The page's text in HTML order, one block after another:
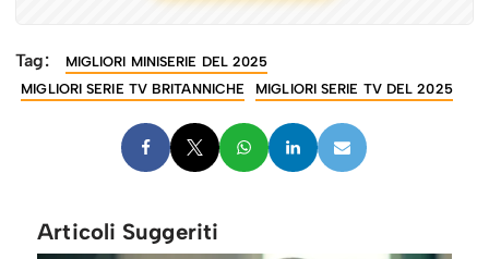
Tag:
MIGLIORI MINISERIE DEL 2025
MIGLIORI SERIE TV BRITANNICHE
MIGLIORI SERIE TV DEL 2025
Articoli Suggeriti